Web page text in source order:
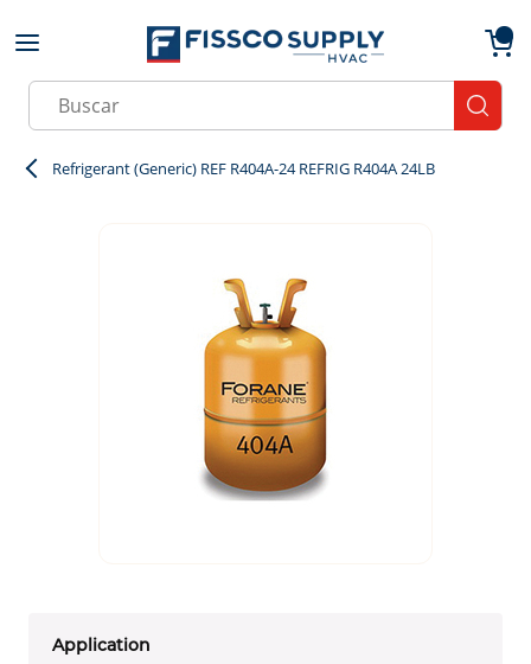
Skip to main content
Site Search
Refrigerant (Generic) REF R404A-24 REFRIG R404A 24LB
Application